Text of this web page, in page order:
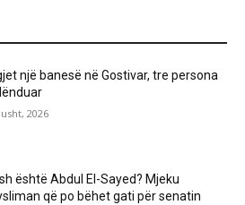
një banesë në Gostivar, tre persona
2026
është Abdul El-Sayed? Mjeku
që po bëhet gati për senatin